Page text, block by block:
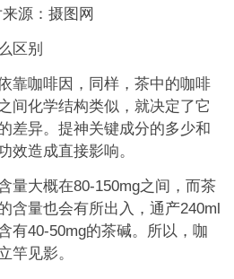
来源：摄图网
区别
咖啡因，同样，茶中的咖啡
间化学结构类似，就决定了它
差异。提神关键成分的多少和
效造成直接影响。
大概在80-150mg之间，而茶
含量也会有所出入，通产240ml
有40-50mg的茶碱。所以，咖
竿见影。